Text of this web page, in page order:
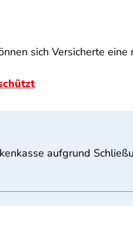
sich Versicherte
aufgrund